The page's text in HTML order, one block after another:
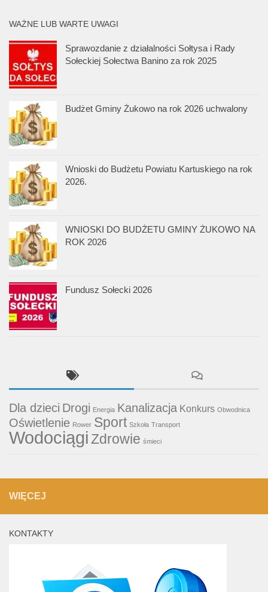
WAŻNE LUB WARTE UWAGI
Sprawozdanie z działalności Sołtysa i Rady
Sołeckiej Sołectwa Banino za rok 2025
Budżet Gminy Żukowo na rok 2026 uchwalony
Wnioski do Budżetu Powiatu Kartuskiego na rok
2026.
WNIOSKI DO BUDŻETU GMINY ŻUKOWO NA
ROK 2026
Fundusz Sołecki 2026
Dla dzieci Drogi Energia Kanalizacja Konkurs Obwodnica
Oświetlenie Rower Sport Szkoła Transport
WodociągiZdrowie śmieci
WIĘCEJ
KONTAKTY